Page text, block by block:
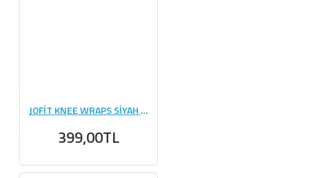
JOFİT KNEE WRAPS SİYAH - KIRMIZI
399,00TL